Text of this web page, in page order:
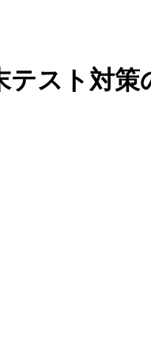
スト対策